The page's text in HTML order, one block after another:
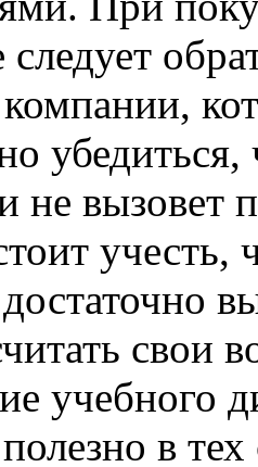
следует
убедиться,
не вызовет
учесть,
свои
учебного
в тех